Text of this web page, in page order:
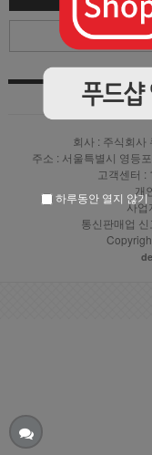
상품입점안내|개인
회사 : 주식회사
주소 : 서울특별시 영등
고객센터
개
사
통신판매업
하루동안 열지 않기